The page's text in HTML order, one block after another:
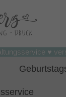
♥